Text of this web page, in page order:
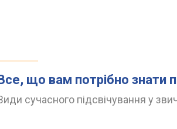
що вам потрібно знати
сучасного підсвічування у